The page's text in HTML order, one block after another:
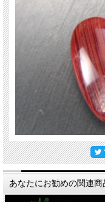
あなたにお勧めの関連商